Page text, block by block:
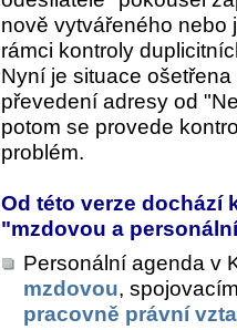
nově vytvářeného nebo
rámci kontroly
Nyní je situace
převedení adresy od
potom se provede
problém.
Od této verze dochází
"mzdovou a
Personální agenda v
mzdovou,
pracovně právní